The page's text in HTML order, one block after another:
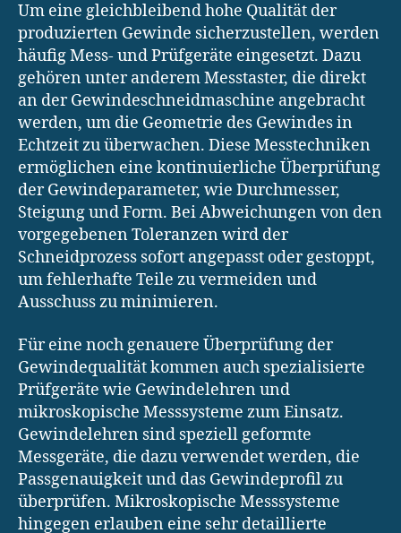
Um eine gleichbleibend hohe Qualität der
produzierten Gewinde sicherzustellen, werden
häufig Mess- und Prüfgeräte eingesetzt. Dazu
gehören unter anderem Messtaster, die direkt
an der Gewindeschneidmaschine angebracht
werden, um die Geometrie des Gewindes in
Echtzeit zu überwachen. Diese Messtechniken
ermöglichen eine kontinuierliche Überprüfung
der Gewindeparameter, wie Durchmesser,
Steigung und Form. Bei Abweichungen von den
vorgegebenen Toleranzen wird der
Schneidprozess sofort angepasst oder gestoppt,
um fehlerhafte Teile zu vermeiden und
Ausschuss zu minimieren.
Für eine noch genauere Überprüfung der
Gewindequalität kommen auch spezialisierte
Prüfgeräte wie Gewindelehren und
mikroskopische Messsysteme zum Einsatz.
Gewindelehren sind speziell geformte
Messgeräte, die dazu verwendet werden, die
Passgenauigkeit und das Gewindeprofil zu
überprüfen. Mikroskopische Messsysteme
hingegen erlauben eine sehr detaillierte